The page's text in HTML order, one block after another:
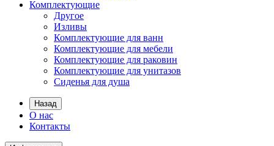
Комплектующие
Другое
Изливы
Комплектующие для ванн
Комплектующие для мебели
Комплектующие для раковин
Комплектующие для унитазов
Сиденья для душа
Назад
О нас
Контакты